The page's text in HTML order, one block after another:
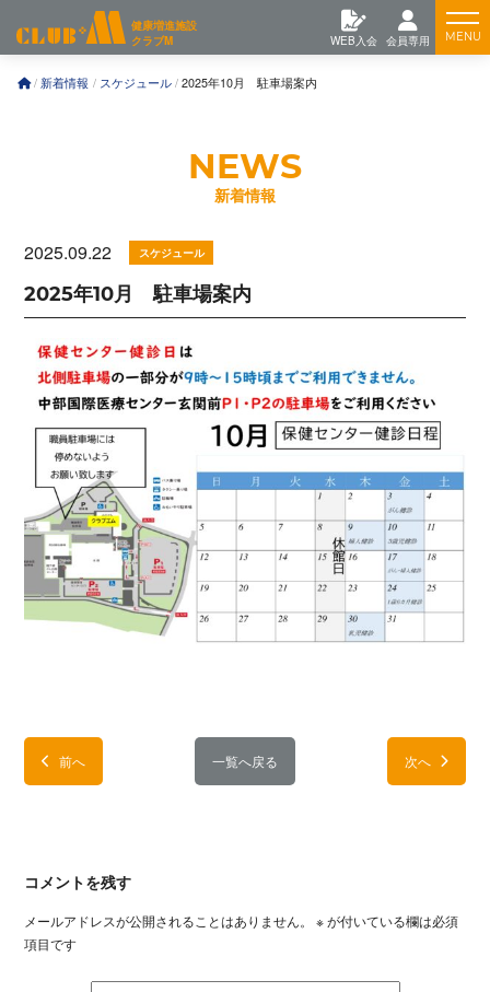
テ
健康増進施設
クラブM
WEB入会 会員専用
Feature
Training
新着情報 スケジュール 2025年10月 駐車場案内
新着情報
2025.09.22 スケジュール
2025年10月 駐車場案内
前へ 一覧へ戻る 次へ
コメントを残す
メールアドレスが公開されることはありません。 ※が付いている欄は必須
項目です